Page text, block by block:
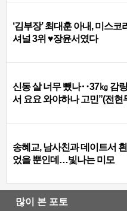
‘김부장’ 최대훈 아내, 미스
셔널 3위 ♥장윤서였다
신동 살 너무 뺐나‥37㎏ 감
서 요요 와야하나 고민”(전현
송혜교, 남사친과 데이트서
었을 뿐인데…빛나는 미모
많이 본 포토